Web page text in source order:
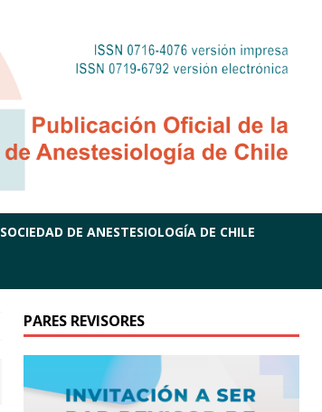
SOCIEDAD DE ANESTESIOLOGÍA DE CHILE
PARES REVISORES